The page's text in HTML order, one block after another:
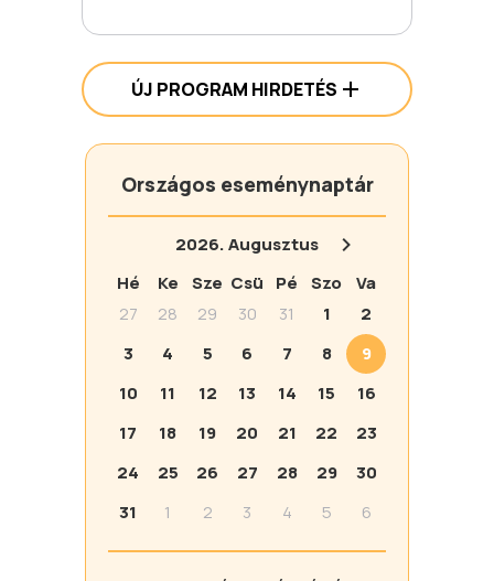
ÚJ PROGRAM HIRDETÉS
Országos eseménynaptár
2026.Augusztus
Hé
Ke Sze Csü Pé Szo
Va
27
28 29 30 31 1
2
3
4 5 6 7 8
9
10
11 12 13 14 15
16
17
18 19 20 21 22
23
24
25 26 27 28 29
30
31
1 2 3 4 5 6